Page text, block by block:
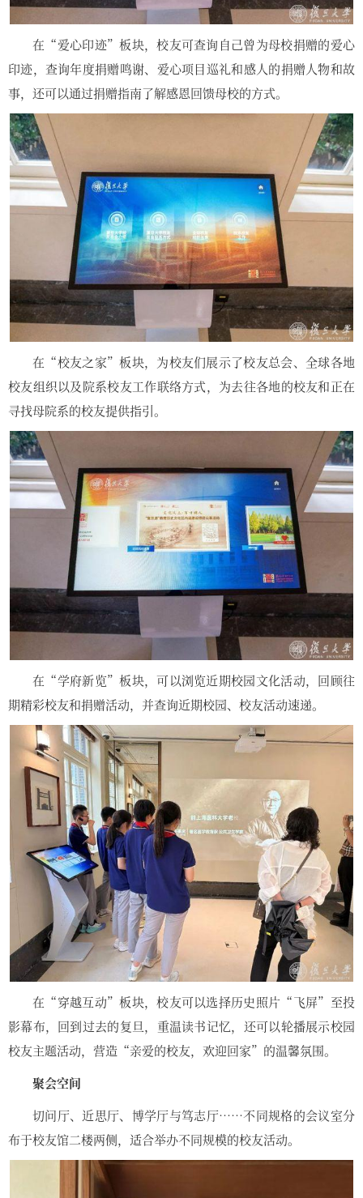
在“爱心印迹”板块，校友可查询自己曾为母校捐赠的爱心
印迹，查询年度捐赠鸣谢、爱心项目巡礼和感人的捐赠人物和故
事，还可以通过捐赠指南了解感恩回馈母校的方式。
在“校友之家”板块，为校友们展示了校友总会、全球各地
校友组织以及院系校友工作联络方式，为去往各地的校友和正在
寻找母院系的校友提供指引。
在“学府新览”板块，可以浏览近期校园文化活动，回顾往
期精彩校友和捐赠活动，并查询近期校园、校友活动速递。
在“穿越互动”板块，校友可以选择历史照片“飞屏”至投
影幕布，回到过去的复旦，重温读书记忆，还可以轮播展示校园
校友主题活动，营造“亲爱的校友，欢迎回家”的温馨氛围。
聚会空间
切问厅、近思厅、博学厅与笃志厅……不同规格的会议室分
布于校友馆二楼两侧，适合举办不同规模的校友活动。